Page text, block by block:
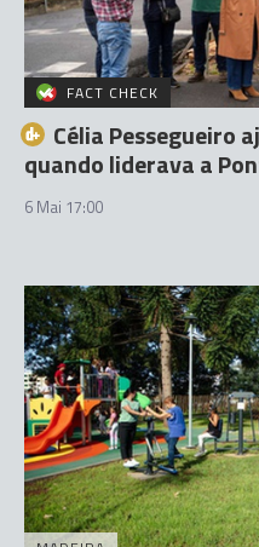
FACT CHECK
Célia Pessegueiro
quando liderava a
6 Mai 17:00